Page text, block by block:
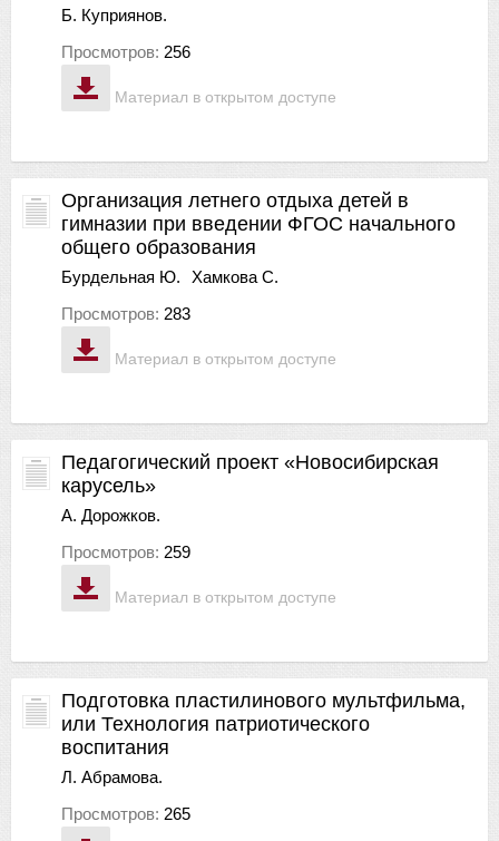
Материал в открытом доступе
Б. Куприянов.
Просмотров: 256
Материал в открытом доступе
Организация летнего отдыха детей в
гимназии при введении ФГОС начального
общего образования
Бурдельная Ю.
Хамкова С.
Просмотров: 283
Материал в открытом доступе
Педагогический проект «Новосибирская
карусель»
А. Дорожков.
Просмотров: 259
Подготовка пластилинового мультфильма,
или Технология патриотического
воспитания
Л. Абрамова.
Просмотров: 265